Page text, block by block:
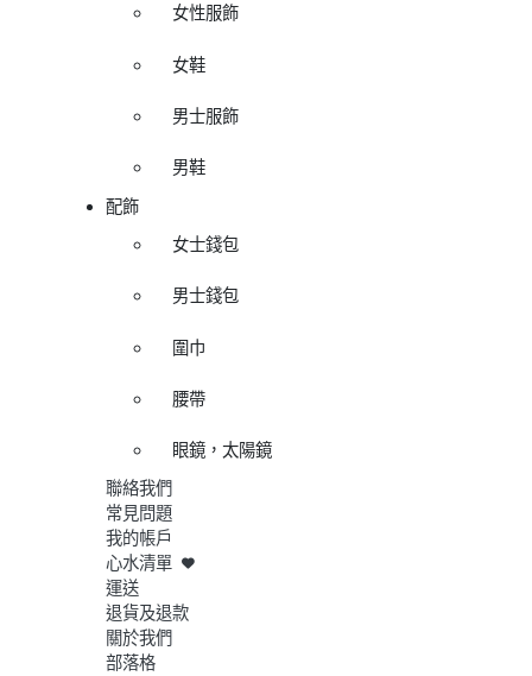
女性服飾
女鞋
男士服飾
男鞋
配飾
女士錢包
男士錢包
圍巾
腰帶
眼鏡，太陽鏡
聯絡我們
常見問題
我的帳戶
心水清單
運送
退貨及退款
關於我們
部落格